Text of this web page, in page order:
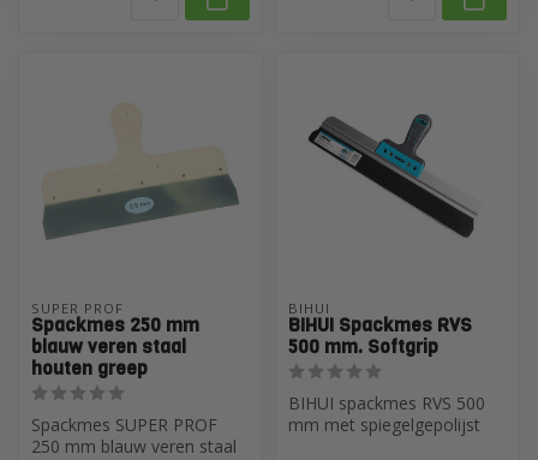
SUPER PROF
Spackmes 250 mm
blauw veren staal
houten greep
Spackmes SUPER PROF
250 mm blauw veren staal
BIHUI
BIHUI Spackmes RVS
500 mm. Softgrip
BIHUI spackmes RVS 500
mm met spiegelgepolijst